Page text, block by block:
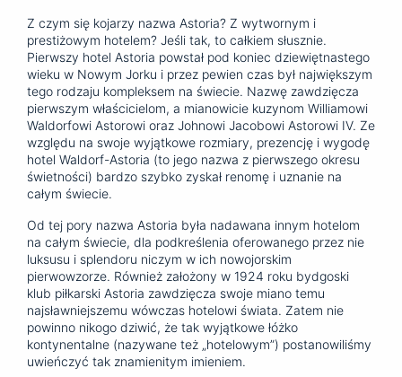
Z czym się kojarzy nazwa Astoria? Z wytwornym i
prestiżowym hotelem? Jeśli tak, to całkiem słusznie.
Pierwszy hotel Astoria powstał pod koniec dziewiętnastego
wieku w Nowym Jorku i przez pewien czas był największym
tego rodzaju kompleksem na świecie. Nazwę zawdzięcza
pierwszym właścicielom, a mianowicie kuzynom Williamowi
Waldorfowi Astorowi oraz Johnowi Jacobowi Astorowi IV. Ze
względu na swoje wyjątkowe rozmiary, prezencję i wygodę
hotel Waldorf-Astoria (to jego nazwa z pierwszego okresu
świetności) bardzo szybko zyskał renomę i uznanie na
całym świecie.
Od tej pory nazwa Astoria była nadawana innym hotelom
na całym świecie, dla podkreślenia oferowanego przez nie
luksusu i splendoru niczym w ich nowojorskim
pierwowzorze. Również założony w 1924 roku bydgoski
klub piłkarski Astoria zawdzięcza swoje miano temu
najsławniejszemu wówczas hotelowi świata. Zatem nie
powinno nikogo dziwić, że tak wyjątkowe łóżko
kontynentalne (nazywane też „hotelowym”) postanowiliśmy
uwieńczyć tak znamienitym imieniem.